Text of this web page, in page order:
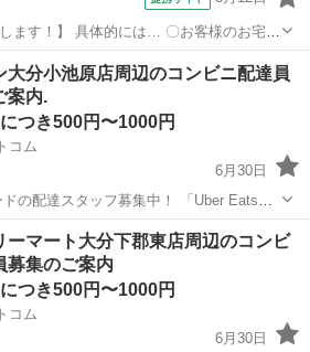
ます！】 具体的には… 〇お客様のお宅ま
せします♪ ※空き時間はバックヤード業
安心して働けます◎】 ・
大分小池原店周辺のコンビニ配達員
案内.
つき500円〜1000円
コム
6月30日
の配達スタッフ募集中！ 「Uber Eats」
専用アプリを使ってお仕事するスタイル
から、受けるかどうかを自由に選べます！
ローソン
ーマート大分下郡東店周辺のコンビ
募集のご案内
つき500円〜1000円
コム
6月30日